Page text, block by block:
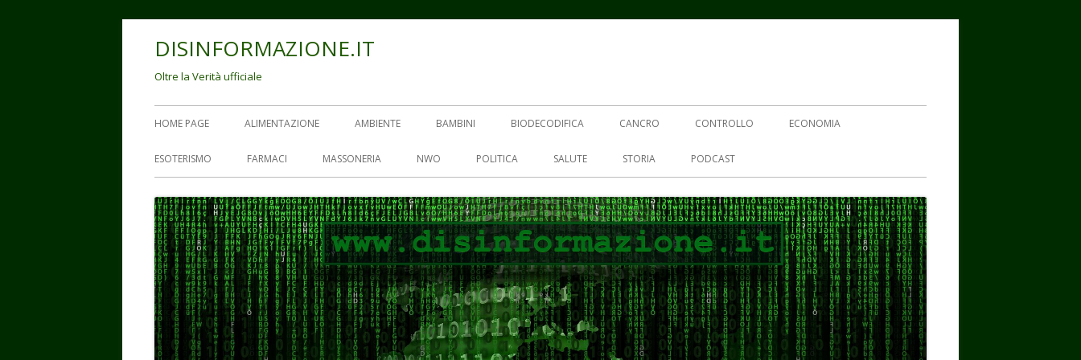
DISINFORMAZIONE.IT
Oltre la Verità ufficiale
Menu
principale
HOME PAGE ALIMENTAZIONE AMBIENTE BAMBINI BIODECODIFICA CANCRO CONTROLLO ECONOMIA
ESOTERISMO FARMACI MASSONERIA NWO POLITICA SALUTE STORIA PODCAST